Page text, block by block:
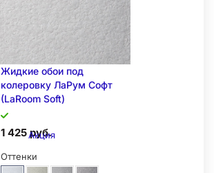
Акция
Жидкие обои под
колеровку ЛаРум Софт
(LaRoom Soft)
1 425 руб.
Оттенки